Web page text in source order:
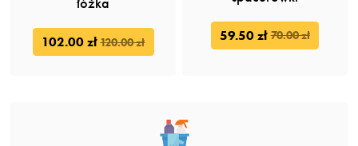
102.00 zł 120.00 zł 59.50 zł 70.00 zł